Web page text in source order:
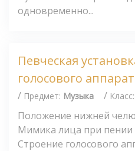
одновременно...
Певческая
голосового
/ Предмет: Музыка / Класс:
Положение нижней
Мимика лица при пении
Строение голосового